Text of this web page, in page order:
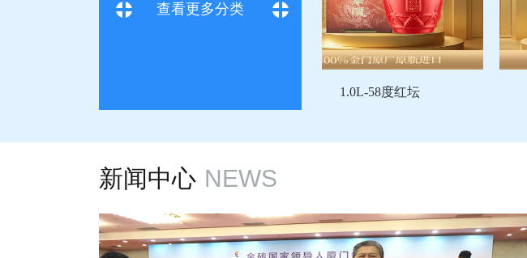
查看更多分类
1.0L-58度红坛
新闻中心 NEWS